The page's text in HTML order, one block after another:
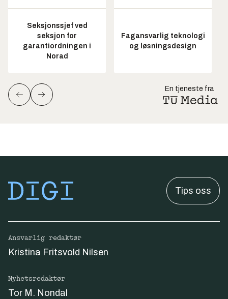
Seksjonssjef ved
seksjon for
garantiordningen i
Norad
Fagansvarlig teknologi
og løsningsdesign
En tjeneste fra
Tips oss
Ansvarlig redaktør
Kristina Fritsvold Nilsen
Nyhetsredaktør
Tor M. Nondal